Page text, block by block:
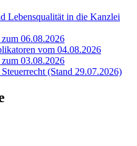
Lebensqualität in die Kanzlei
06.08.2026
vom 04.08.2026
03.08.2026
(Stand 29.07.2026)